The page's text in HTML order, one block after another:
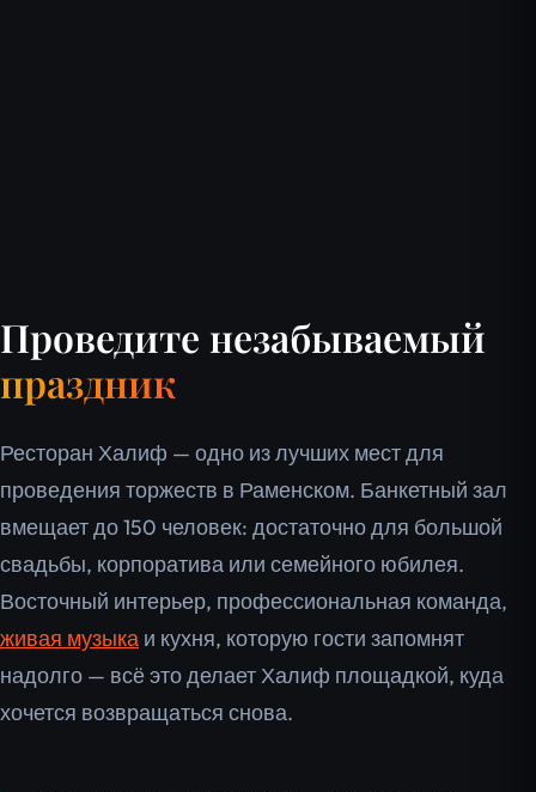
Проведите незабываемый
праздник
Ресторан Халиф — одно из лучших мест для
проведения торжеств в Раменском. Банкетный зал
вмещает до 150 человек: достаточно для большой
свадьбы, корпоратива или семейного юбилея.
Восточный интерьер, профессиональная команда,
живая музыка и кухня, которую гости запомнят
надолго — всё это делает Халиф площадкой, куда
хочется возвращаться снова.